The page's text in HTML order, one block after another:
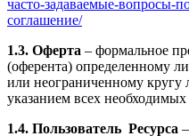
часто-задаваемые-вопросы-
соглашение/
1.3. Оферта – формальное
(оферента) определенному
или неограниченному кругу
указанием всех необходимых
1.4. Пользователь Ресурса